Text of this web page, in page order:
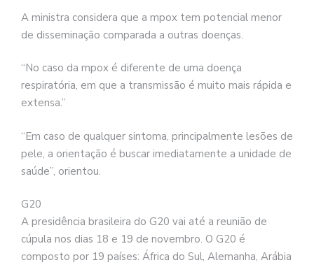
A ministra considera que a mpox tem potencial menor
de disseminação comparada a outras doenças.
“No caso da mpox é diferente de uma doença
respiratória, em que a transmissão é muito mais rápida e
extensa.”
“Em caso de qualquer sintoma, principalmente lesões de
pele, a orientação é buscar imediatamente a unidade de
saúde”, orientou.
G20
A presidência brasileira do G20 vai até a reunião de
cúpula nos dias 18 e 19 de novembro. O G20 é
composto por 19 países: África do Sul, Alemanha, Arábia